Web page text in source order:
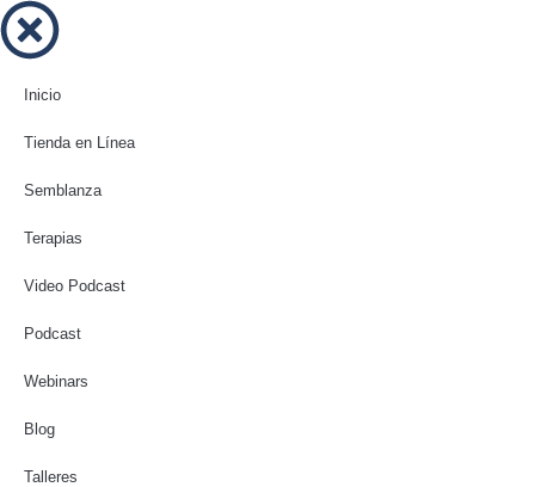
Inicio
Tienda en Línea
Semblanza
Terapias
Video Podcast
Podcast
Webinars
Blog
Talleres